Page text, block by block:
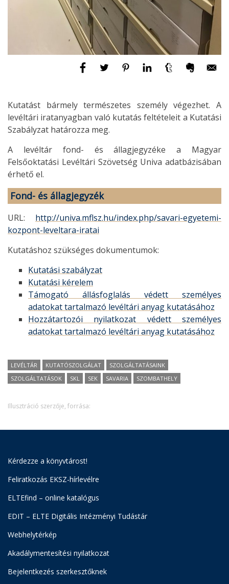
Kutatást bármely természetes személy végezhet. A
levéltári iratanyagban való kutatás feltételeit a Kutatási
Szabályzat határozza meg.
A levéltár fond- és állagjegyzéke a Magyar
Felsőoktatási Levéltári Szövetség Univa adatbázisában
érhető el.
Fond- és állagjegyzék
URL: http://univa.mflsz.hu/index.php/savari-egyetemi-
kozpont-leveltara-iratai
Kutatáshoz szükséges dokumentumok:
Kutatási szabályzat
Kutatási kérelem
Támogató állásfoglalás védett személyes
adatokat tartalmazó levéltári anyag kutatásához
Hozzátartozói nyilatkozat védett személyes
adatokat tartalmazó levéltári anyag kutatásához
LEVÉLTÁR KUTATÓSZOLGÁLAT
SZOLGÁLTATÁSAINK
SZOLGÁLTATÁSOK
SKL SEK SAVARIA SZOMBATHELY
Illusztráció szerzője, forrása:
Kérdezze a könyvtárost!
Feliratkozás EKSZ-hírlevélre
ELTEfind – online katalógus
EDIT – ELTE Digitális Intézményi Tudástár
Webhelytérkép
Akadálymentesítési nyilatkozat
Bejelentkezés szerkesztőknek